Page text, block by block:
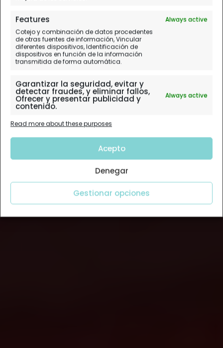
Features
Always active
Cotejo y combinación de datos procedentes
de otras fuentes de información, Vincular
diferentes dispositivos, Identificación de
dispositivos en función de la información
transmitida de forma automática.
Garantizar la seguridad, evitar y
detectar fraudes, y eliminar fallos,
Ofrecer y presentar publicidad y
contenido.
Always active
Read more about these purposes
Acepto
Denegar
Gestionar opciones